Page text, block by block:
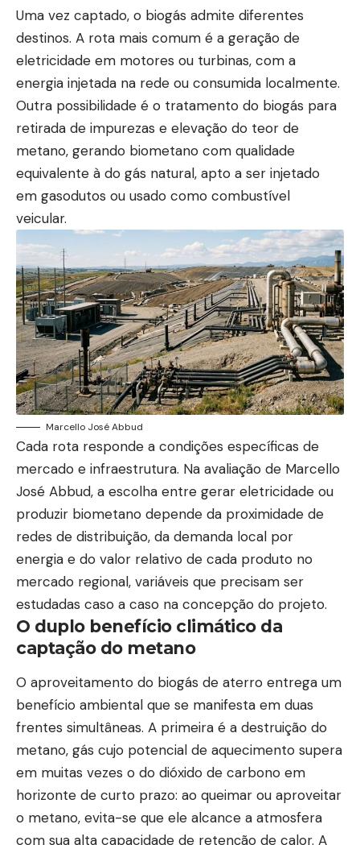
Uma vez captado, o biogás admite diferentes
destinos. A rota mais comum é a geração de
eletricidade em motores ou turbinas, com a
energia injetada na rede ou consumida localmente.
Outra possibilidade é o tratamento do biogás para
retirada de impurezas e elevação do teor de
metano, gerando biometano com qualidade
equivalente à do gás natural, apto a ser injetado
em gasodutos ou usado como combustível
veicular.
Marcello José Abbud
Cada rota responde a condições específicas de
mercado e infraestrutura. Na avaliação de Marcello
José Abbud, a escolha entre gerar eletricidade ou
produzir biometano depende da proximidade de
redes de distribuição, da demanda local por
energia e do valor relativo de cada produto no
mercado regional, variáveis que precisam ser
estudadas caso a caso na concepção do projeto.
O duplo benefício climático da
captação do metano
O aproveitamento do biogás de aterro entrega um
benefício ambiental que se manifesta em duas
frentes simultâneas. A primeira é a destruição do
metano, gás cujo potencial de aquecimento supera
em muitas vezes o do dióxido de carbono em
horizonte de curto prazo: ao queimar ou aproveitar
o metano, evita-se que ele alcance a atmosfera
com sua alta capacidade de retenção de calor. A